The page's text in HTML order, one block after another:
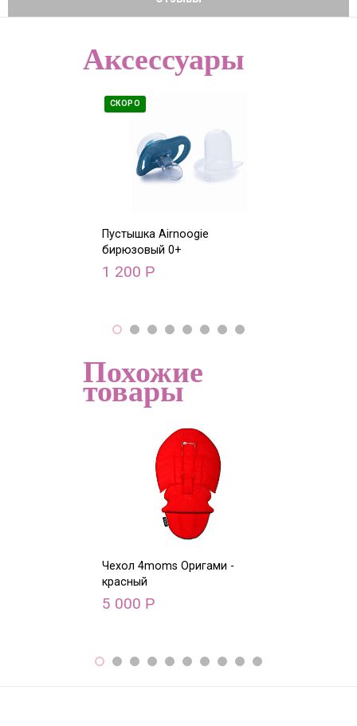
Аксессуары
СКОРО
Пустышка Airnoogie
бирюзовый 0+
1 200 Р
Похожие
товары
Чехол 4moms Оригами -
красный
5 000 Р